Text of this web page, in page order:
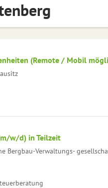
(Remote / Mobil
w/d) in Teilzeit
Bergbau-Verwaltungs-